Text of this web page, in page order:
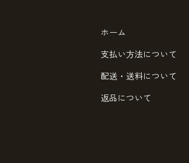
ホーム
支払い方法について
配送・送料について
返品について